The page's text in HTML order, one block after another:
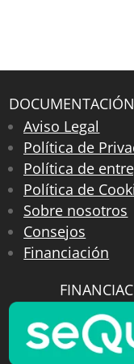
Aviso Legal
Política de
Política de
Política de
Sobre nosotros
Consejos
Financiación